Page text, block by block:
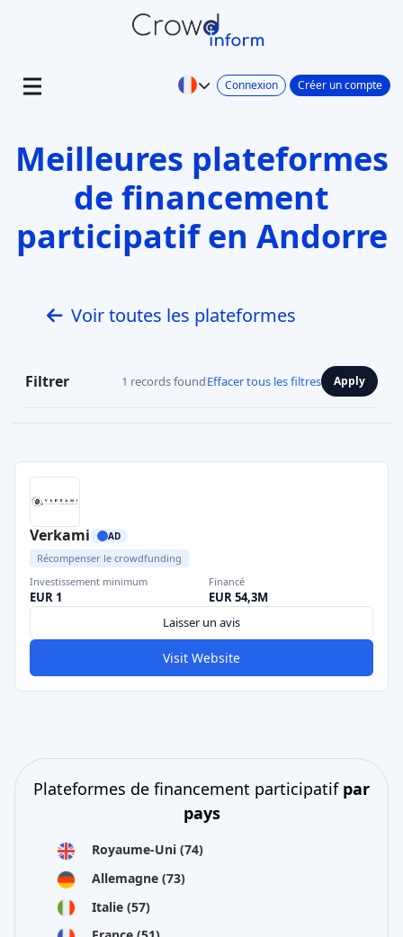
Connexion Créer un compte
Meilleures plateformes
de financement
participatif en Andorre
Voir toutes les plateformes
Filtrer 1 records foundEffacer tous les filtres Apply
Verkami AD
Récompenser le crowdfunding
Investissement minimum
EUR 1
Financé
EUR 54,3M
Laisser un avis
Visit Website
Plateformes de financement participatif par
pays
Royaume-Uni (74)
Allemagne (73)
Italie (57)